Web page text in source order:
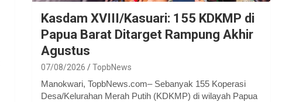
Kasdam XVIII/Kasuari: 155 KDKMP di
Papua Barat Ditarget Rampung Akhir
Agustus
07/08/2026 TopbNews
Manokwari, TopbNews.com– Sebanyak 155 Koperasi
Desa/Kelurahan Merah Putih (KDKMP) di wilayah Papua